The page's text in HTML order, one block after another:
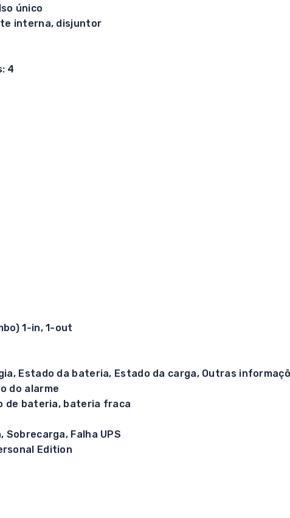
único
interna, disjuntor
4
1-in, 1-out
Estado da bateria, Estado da carga, Outras
do alarme
de bateria, bateria fraca
Falha UPS
Edition